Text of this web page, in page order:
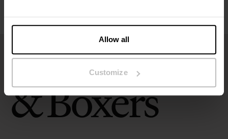
Allow all
Customize